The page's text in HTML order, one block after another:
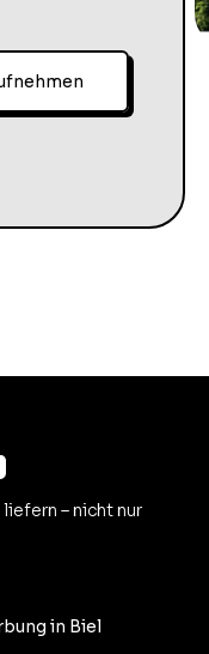
– nicht nur
in Biel